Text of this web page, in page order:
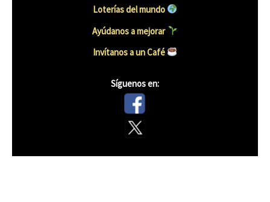
Loterías del mundo
Ayúdanos a mejorar
Invítanos a un Café
Síguenos en: